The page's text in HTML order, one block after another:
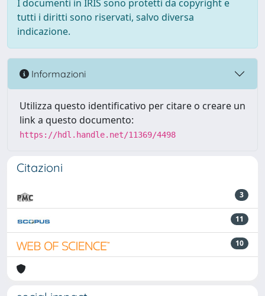
I documenti in IRIS sono protetti da copyright e
tutti i diritti sono riservati, salvo diversa
indicazione.
Informazioni
Utilizza questo identificativo per citare o creare un
link a questo documento:
https://hdl.handle.net/11369/4498
Citazioni
3
11
10